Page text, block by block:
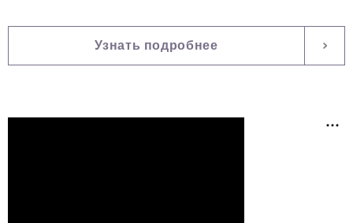
Узнать подробнее